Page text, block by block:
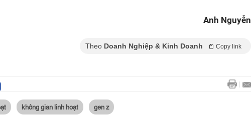
Anh Nguyễn
Theo Doanh Nghiệp & Kinh Doanh Copy link
không gian linh hoạt gen z